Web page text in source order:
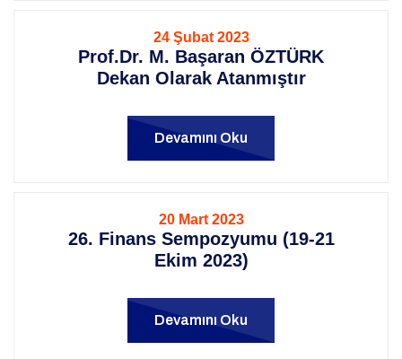
24 Şubat 2023
Prof.Dr. M. Başaran ÖZTÜRK
Dekan Olarak Atanmıştır
Devamını Oku
20 Mart 2023
26. Finans Sempozyumu (19-21
Ekim 2023)
Devamını Oku